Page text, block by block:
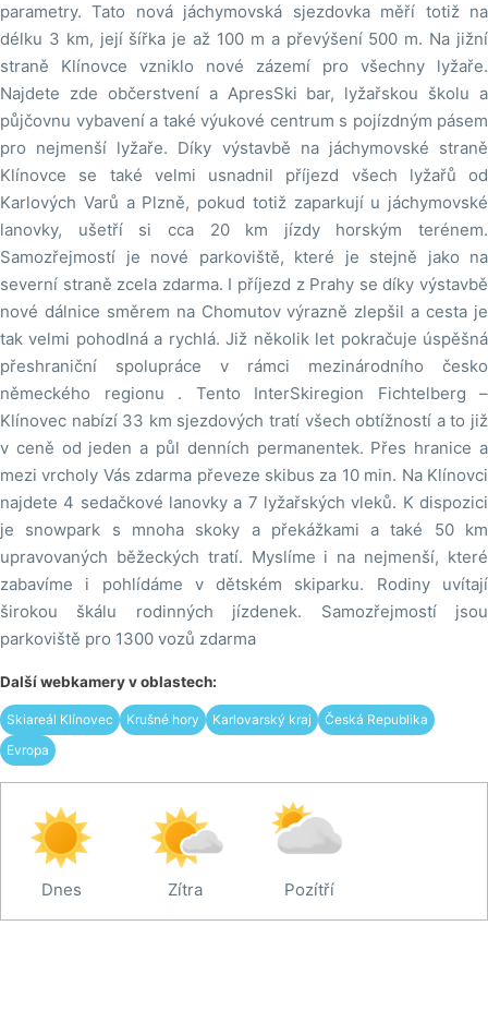
parametry. Tato nová jáchymovská sjezdovka měří totiž na
délku 3 km, její šířka je až 100 m a převýšení 500 m. Na jižní
straně Klínovce vzniklo nové zázemí pro všechny lyžaře.
Najdete zde občerstvení a ApresSki bar, lyžařskou školu a
půjčovnu vybavení a také výukové centrum s pojízdným pásem
pro nejmenší lyžaře. Díky výstavbě na jáchymovské straně
Klínovce se také velmi usnadnil příjezd všech lyžařů od
Karlových Varů a Plzně, pokud totiž zaparkují u jáchymovské
lanovky, ušetří si cca 20 km jízdy horským terénem.
Samozřejmostí je nové parkoviště, které je stejně jako na
severní straně zcela zdarma. I příjezd z Prahy se díky výstavbě
nové dálnice směrem na Chomutov výrazně zlepšil a cesta je
tak velmi pohodlná a rychlá. Již několik let pokračuje úspěšná
přeshraniční spolupráce v rámci mezinárodního česko
německého regionu . Tento InterSkiregion Fichtelberg –
Klínovec nabízí 33 km sjezdových tratí všech obtížností a to již
v ceně od jeden a půl denních permanentek. Přes hranice a
mezi vrcholy Vás zdarma převeze skibus za 10 min. Na Klínovci
najdete 4 sedačkové lanovky a 7 lyžařských vleků. K dispozici
je snowpark s mnoha skoky a překážkami a také 50 km
upravovaných běžeckých tratí. Myslíme i na nejmenší, které
zabavíme i pohlídáme v dětském skiparku. Rodiny uvítají
širokou škálu rodinných jízdenek. Samozřejmostí jsou
parkoviště pro 1300 vozů zdarma
Další webkamery v oblastech:
Skiareál Klínovec Krušné hory Karlovarský kraj
Česká Republika
Evropa
Dnes Zítra Pozítří